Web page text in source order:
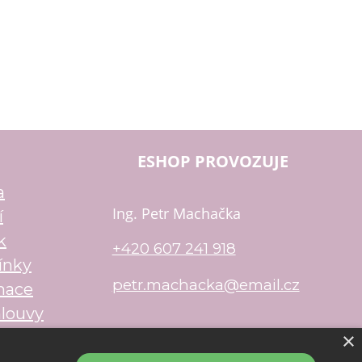
ESHOP PROVOZUJE
Ing. Petr Machačka
+420 607 241 918
petr.machacka@email.cz
×